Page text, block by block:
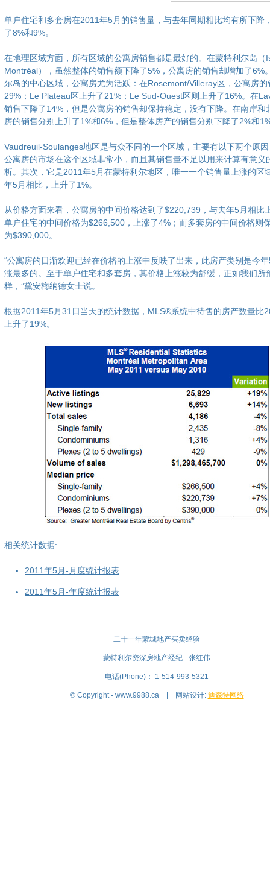
单户住宅和多套房在2011年5月的销售量，与去年同期相比均有所下降
了8%和9%。
在地理区域方面，所有区域的公寓房销售都是最好的。在蒙特利尔岛（
Montréal），虽然整体的销售额下降了5%，公寓房的销售却增加了6%
尔岛的中心区域，公寓房尤为活跃：在Rosemont/Villeray区，公寓房的
29%；Le Plateau区上升了21%；Le Sud-Ouest区则上升了16%。在
销售下降了14%，但是公寓房的销售却保持稳定，没有下降。在南岸和
房的销售分别上升了1%和6%，但是整体房产的销售分别下降了2%和
Vaudreuil-Soulanges地区是与众不同的一个区域，主要有以下两个原
公寓房的市场在这个区域非常小，而且其销售量不足以用来计算有意义
析。其次，它是2011年5月在蒙特利尔地区，唯一一个销售量上涨的区
年5月相比，上升了1%。
从价格方面来看，公寓房的中间价格达到了$220,739，与去年5月相比
单户住宅的中间价格为$266,500，上涨了4%；而多套房的中间价格则
为$390,000。
“公寓房的日渐欢迎已经在价格的上涨中反映了出来，此房产类别是今
涨最多的。至于单户住宅和多套房，其价格上涨较为舒缓，正如我们所
样，”黛安梅纳德女士说。
根据2011年5月31日当天的统计数据，MLS®系统中待售的房产数量比
上升了19%。
相关统计数据:
2011年5月-月度统计报表
2011年5月-年度统计报表
二十一年蒙城地产买卖经验
蒙特利尔资深房地产经纪 - 张红伟
电话(Phone)： 1-514-993-5321
© Copyright - www.9988.ca | 网站设计: 迪森特网络